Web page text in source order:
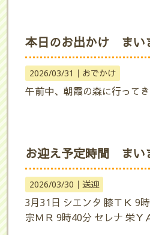
本日のお出かけ まい
2026/03/31｜ おでかけ
午前中、朝霞の森に行ってき
お迎え予定時間 まい
2026/03/30｜ 送迎
3月31日 シエンタ 膝ＴＫ 9
宗ＭＲ 9時40分 セレナ 栄Ｙ